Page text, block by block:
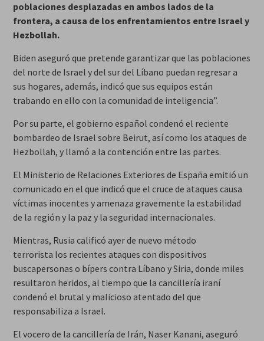
poblaciones desplazadas en ambos lados de la
frontera, a causa de los enfrentamientos entre Israel y
Hezbollah.
Biden aseguró que pretende garantizar que las poblaciones
del norte de Israel y del sur del Líbano puedan regresar a
sus hogares, además, indicó que sus equipos están
trabando en ello con la comunidad de inteligencia”.
Por su parte, el gobierno español condenó el reciente
bombardeo de Israel sobre Beirut, así como los ataques de
Hezbollah, y llamó a la contención entre las partes.
El Ministerio de Relaciones Exteriores de España emitió un
comunicado en el que indicó que el cruce de ataques causa
víctimas inocentes y amenaza gravemente la estabilidad
de la región y la paz y la seguridad internacionales.
Mientras, Rusia calificó ayer de nuevo método
terrorista los recientes ataques con dispositivos
buscapersonas o bípers contra Líbano y Siria, donde miles
resultaron heridos, al tiempo que la cancillería iraní
condenó el brutal y malicioso atentado del que
responsabiliza a Israel.
El vocero de la cancillería de Irán, Naser Kanani, aseguró